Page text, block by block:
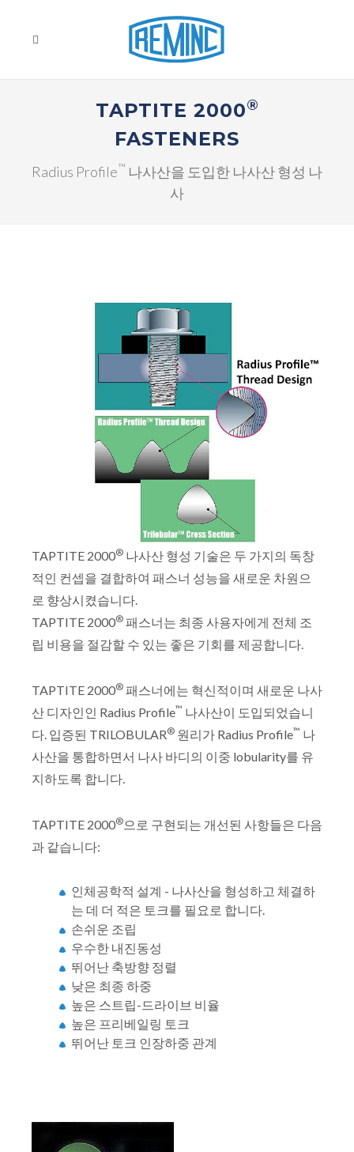
TAPTITE 2000®
FASTENERS
Radius Profile™ 나사산을 도입한 나사산 형성 나
사
TAPTITE 2000® 나사산 형성 기술은 두 가지의 독창
적인 컨셉을 결합하여 패스너 성능을 새로운 차원으
로 향상시켰습니다.
TAPTITE 2000® 패스너는 최종 사용자에게 전체 조
립 비용을 절감할 수 있는 좋은 기회를 제공합니다.
TAPTITE 2000® 패스너에는 혁신적이며 새로운 나사
산 디자인인 Radius Profile™ 나사산이 도입되었습니
다. 입증된 TRILOBULAR® 원리가 Radius Profile™ 나
사산을 통합하면서 나사 바디의 이중 lobularity를 유
지하도록 합니다.
TAPTITE 2000®으로 구현되는 개선된 사항들은 다음
과 같습니다:
인체공학적 설계 - 나사산을 형성하고 체결하
는 데 더 적은 토크를 필요로 합니다.
손쉬운 조립
우수한 내진동성
뛰어난 축방향 정렬
낮은 최종 하중
높은 스트립-드라이브 비율
높은 프리베일링 토크
뛰어난 토크 인장하중 관계